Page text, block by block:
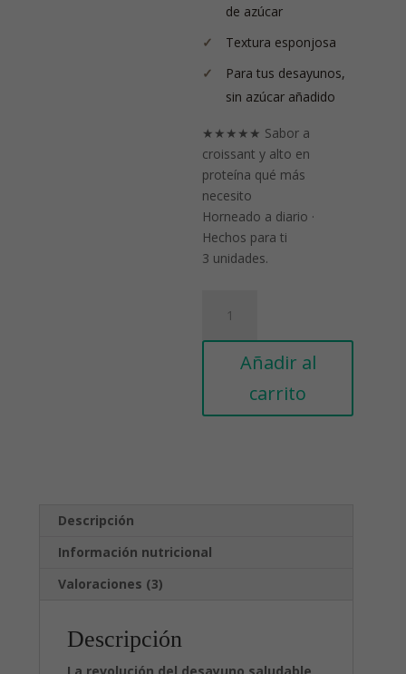
de azúcar
Textura esponjosa
Para tus desayunos,
sin azúcar añadido
★★★★★ Sabor a
croissant y alto en
proteína qué más
necesito
Horneado a diario ·
Hechos para ti
3 unidades.
proteicos
Añadir al
carrito
Descripción
Información nutricional
Valoraciones (3)
Descripción
La revolución del desayuno saludable